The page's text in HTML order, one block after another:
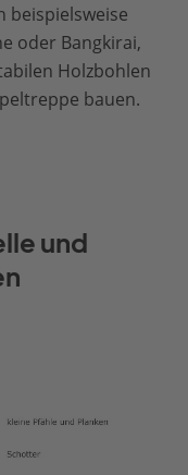
beispielsweise
oder Bangkirai,
Holzbohlen
bauen.
und